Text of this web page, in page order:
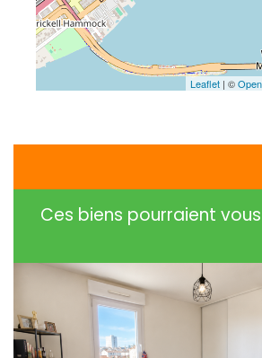
Leaflet | ©
Ces biens pourraient